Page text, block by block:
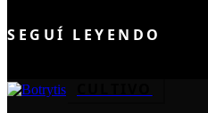
SEGUÍ LEYENDO